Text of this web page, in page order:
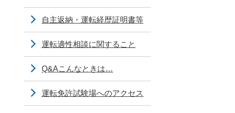
自主返納・運転経歴証明書等
運転適性相談に関すること
Q&Aこんなときは…
運転免許試験場へのアクセス